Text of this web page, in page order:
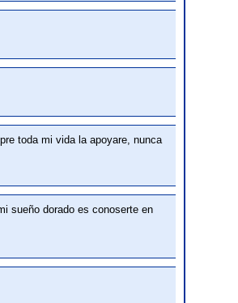
toda mi vida la apoyare, nunca
sueño dorado es conoserte en